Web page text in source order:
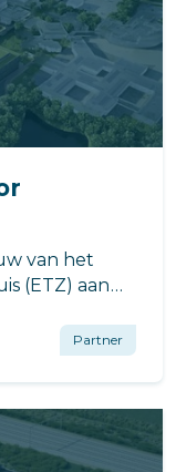
van het
(ETZ) aan
van
Partner